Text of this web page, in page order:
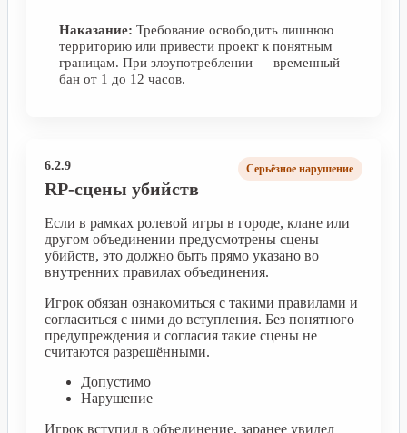
Наказание: Требование освободить лишнюю
территорию или привести проект к понятным
границам. При злоупотреблении — временный
бан от 1 до 12 часов.
6.2.9
RP-сцены убийств
Серьёзное нарушение
Если в рамках ролевой игры в городе, клане или
другом объединении предусмотрены сцены
убийств, это должно быть прямо указано во
внутренних правилах объединения.
Игрок обязан ознакомиться с такими правилами и
согласиться с ними до вступления. Без понятного
предупреждения и согласия такие сцены не
считаются разрешёнными.
Допустимо
Нарушение
Игрок вступил в объединение, заранее увидел